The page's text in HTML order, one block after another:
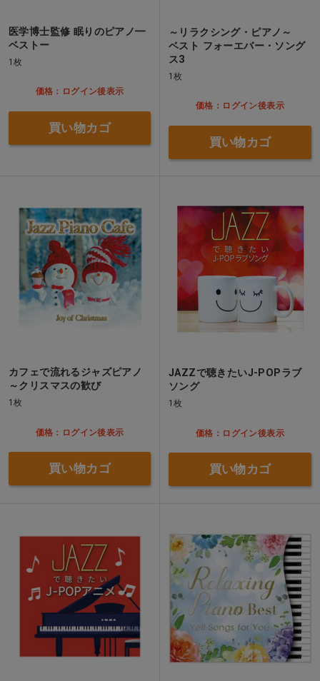
医学博士監修 眠りのピアノ━
ベストー
1枚
価格：ログイン後表示
買い物カゴ
～リラクシング・ピアノ～
ベスト フォーエバー・ソング
ス3
1枚
価格：ログイン後表示
買い物カゴ
カフェで流れるジャズピアノ
～クリスマスの歓び
1枚
価格：ログイン後表示
買い物カゴ
JAZZで聴きたいJ-POPラブ
ソング
1枚
価格：ログイン後表示
買い物カゴ